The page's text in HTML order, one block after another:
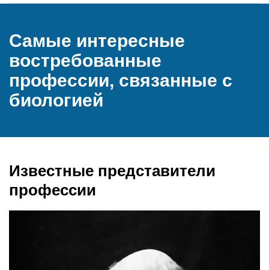
Самые интересные
востребованные
профессии, связанные с
биологией
Известные представители
профессии